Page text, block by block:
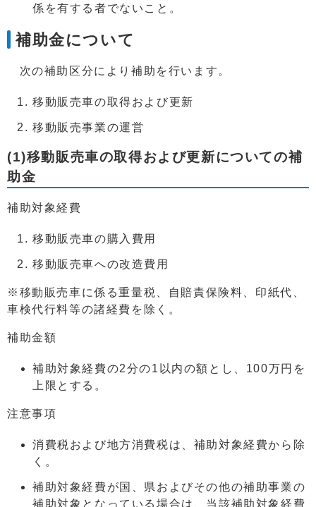
係を有する者でないこと。
補助金について
次の補助区分により補助を行います。
移動販売車の取得および更新
移動販売事業の運営
(1)移動販売車の取得および更新についての補
助金
補助対象経費
移動販売車の購入費用
移動販売車への改造費用
※移動販売車に係る重量税、自賠責保険料、印紙代、
車検代行料等の諸経費を除く。
補助金額
補助対象経費の2分の1以内の額とし、100万円を
上限とする。
注意事項
消費税および地方消費税は、補助対象経費から除
く。
補助対象経費が国、県およびその他の補助事業の
補助対象となっている場合は、当該補助対象経費